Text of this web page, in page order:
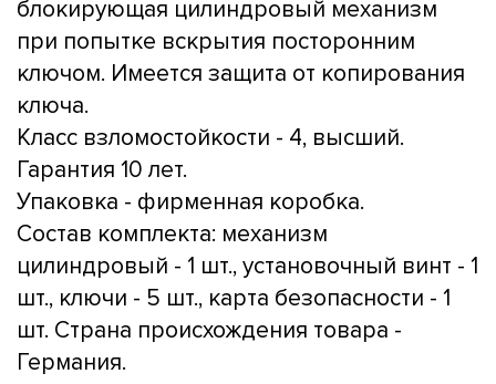
блокирующая цилиндровый механизм
при попытке вскрытия посторонним
ключом. Имеется защита от копирования
ключа.
Класс взломостойкости - 4, высший.
Гарантия 10 лет.
Упаковка - фирменная коробка.
Состав комплекта: механизм
цилиндровый - 1 шт., установочный винт - 1
шт., ключи - 5 шт., карта безопасности - 1
шт. Страна происхождения товара -
Германия.